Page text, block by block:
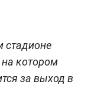
стадионе
котором
за выход в